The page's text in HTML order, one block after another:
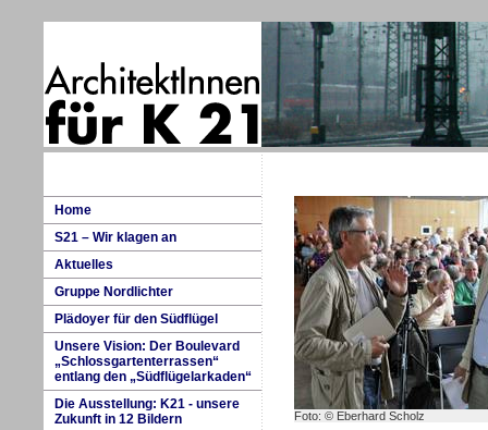
Foto: © Eberhard Scholz
Home
S21 – Wir klagen an
Aktuelles
Gruppe Nordlichter
P lädoyer für den Südflügel
Unsere Vision: Der Boulevard
„Schlossgartenterrassen“
entlang den „Südflügelarkaden“
Die Ausstellung: K21 - unsere
Zukunft in 12 Bildern